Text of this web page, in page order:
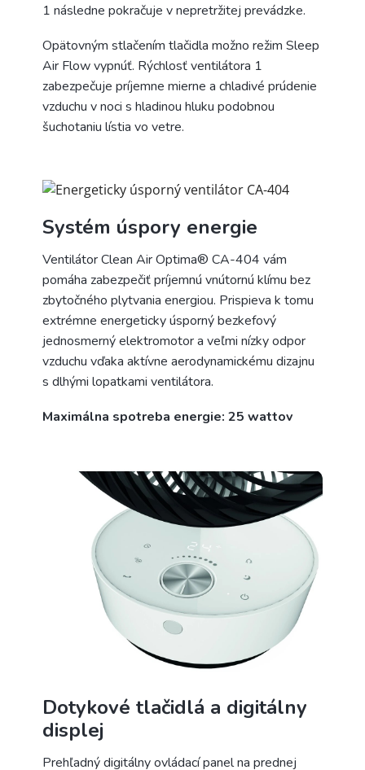
1 následne pokračuje v nepretržitej prevádzke.
Opätovným stlačením tlačidla možno režim Sleep
Air Flow vypnúť. Rýchlosť ventilátora 1
zabezpečuje príjemne mierne a chladivé prúdenie
vzduchu v noci s hladinou hluku podobnou
šuchotaniu lístia vo vetre.
Systém úspory energie
Ventilátor Clean Air Optima® CA-404 vám
pomáha zabezpečiť príjemnú vnútornú klímu bez
zbytočného plytvania energiou. Prispieva k tomu
extrémne energeticky úsporný bezkefový
jednosmerný elektromotor a veľmi nízky odpor
vzduchu vďaka aktívne aerodynamickému dizajnu
s dlhými lopatkami ventilátora.
Maximálna spotreba energie: 25 wattov
Dotykové tlačidlá a digitálny
displej
Prehľadný digitálny ovládací panel na prednej